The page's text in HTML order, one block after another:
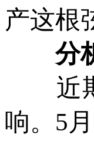
产这根
分
近期
响。5